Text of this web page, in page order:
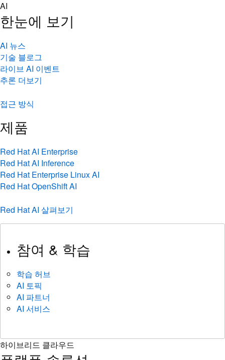
Skip
to
content
AI
한눈에 보기
AI 뉴스
기술 블로그
라이브 AI 이벤트
추론 더보기
접근 방식
제품
Red Hat AI Enterprise
Red Hat AI Inference
Red Hat Enterprise Linux AI
Red Hat OpenShift AI
Red Hat AI 살펴보기
참여 & 학습
학습 허브
AI 토픽
AI 파트너
AI 서비스
하이브리드 클라우드